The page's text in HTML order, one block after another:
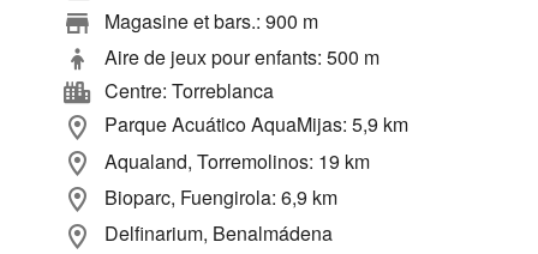
Magasine et bars.: 900 m
Aire de jeux pour enfants: 500 m
Centre: Torreblanca
Parque Acuático AquaMijas: 5,9 km
Aqualand, Torremolinos: 19 km
Bioparc, Fuengirola: 6,9 km
Delfinarium, Benalmádena